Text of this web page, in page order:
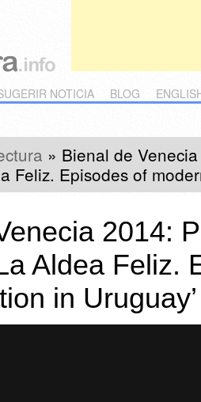
NOTICIA BLOG
» Bienal de
Feliz. Episodes of
2014:
Aldea Feliz.
in Uruguay’